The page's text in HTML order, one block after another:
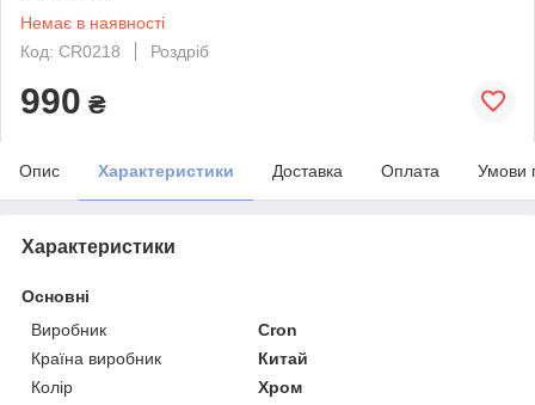
Немає в наявності
Код: CR0218
Роздріб
990 ₴
Опис Характеристики Доставка Оплата Умови
Характеристики
Основні
Виробник
Cron
Країна виробник
Китай
Колір
Хром